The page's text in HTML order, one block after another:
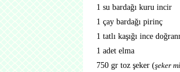
1 su bardağı kuru incir
1 çay bardağı pirinç
1 tatlı kaşığı ince
1 adet elma
750 gr toz şeker (şeker